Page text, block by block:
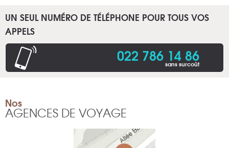
UN SEUL NUMÉRO DE TÉLÉPHONE POUR TOUS VOS
APPELS
022 786 14 86
sans surcoût
Nos
AGENCES DE VOYAGE